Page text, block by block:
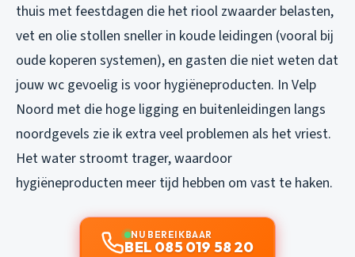
thuis met feestdagen die het riool zwaarder belasten,
vet en olie stollen sneller in koude leidingen (vooral bij
oude koperen systemen), en gasten die niet weten dat
jouw wc gevoelig is voor hygiëneproducten. In Velp
Noord met die hoge ligging en buitenleidingen langs
noordgevels zie ik extra veel problemen als het vriest.
Het water stroomt trager, waardoor
hygiëneproducten meer tijd hebben om vast te haken.
NU BEREIKBAAR
BEL 085 019 58 20